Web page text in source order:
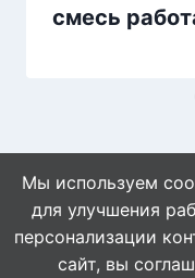
смесь
Мы используем
для улучшения
персонализации
сайт, вы